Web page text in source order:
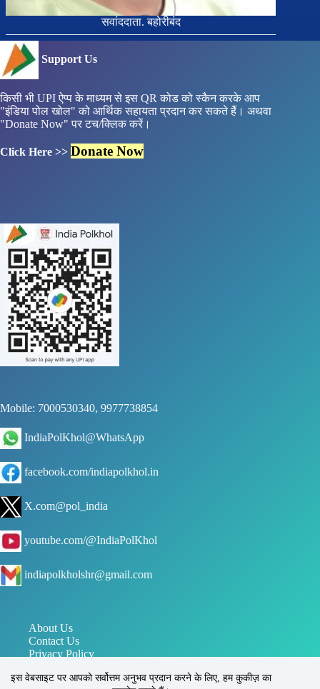
इस वेबसाइट पर आपको सर्वोत्तम अनुभव प्रदान करने के लिए, हम कुकीज़ का
सवांददाता. बहोरीबंद
Support Us
किसी भी UPI ऐप्प के माध्यम से इस QR कोड को स्कैन करके आप
"इंडिया पोल खोल" को आर्थिक सहायता प्रदान कर सकते हैं। अथवा
"Donate Now" पर टच/क्लिक करें।
Click Here >> Donate Now
Mobile: 7000530340, 9977738854
IndiaPolKhol@WhatsApp
facebook.com/indiapolkhol.in
X.com@pol_india
youtube.com/@IndiaPolKhol
indiapolkholshr@gmail.com
About Us
Contact Us
Privacy Policy
पत्र सूचना कार्यालय PIB